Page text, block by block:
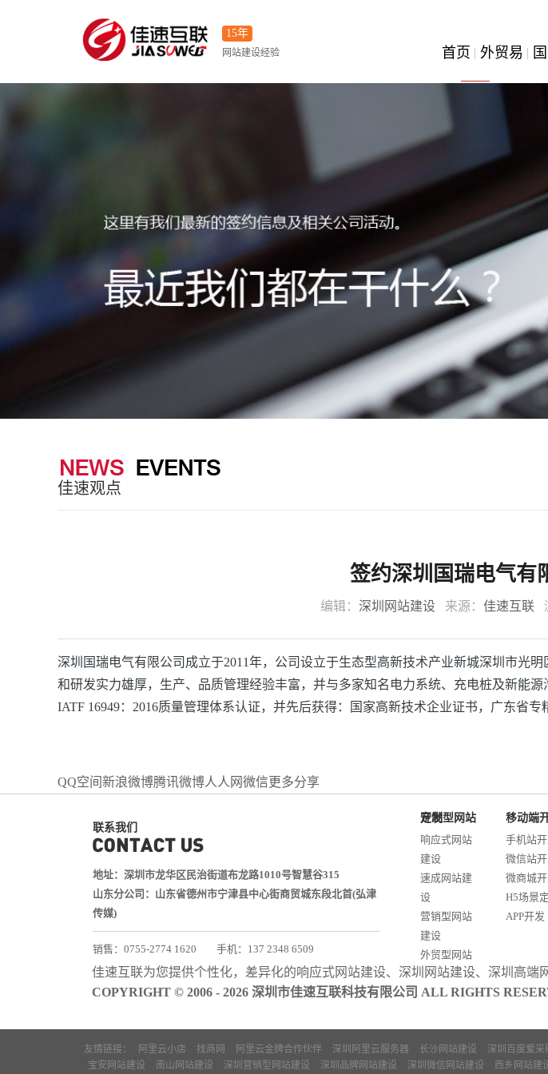
15年
网站建设经验 首页 外贸易
佳速观点
签约深圳国瑞电气有
编辑： 深圳网站建设 来源： 佳速互联
深圳国瑞电气有限公司成立于2011年，公司设立于生态型高新技术产业新城深圳市光
和研发实力雄厚，生产、品质管理经验丰富，并与多家知名电力系统、充电桩及新能
IATF 16949：2016质量管理体系认证，并先后获得：国家高新技术企业证书，广东省专
QQ空间 新浪微博腾讯微博人人网微信更多分享
联系我们
地址：深圳市龙华区民治街道布龙路1010号智慧谷315
山东分公司：山东省德州市宁津县中心街商贸城东段北首(弘津
传媒)
销售：0755-2774 1620
技术：0755-2688 1370
手机：137 2348 6509
邮箱：services@jiasuweb.com
定制型网站开发
响应式网站
建设
速成网站建
设
营销型网站
建设
外贸型网站
建设
商城网站开
门户信息平
台开发
移动端
手机站
微信站
微商城
H5场景
APP开发
佳速互联为您提供个性化，差异化的响应式网站建设、 深圳网站建设、 深圳高端
COPYRIGHT © 2006 - 2026 深圳市佳速互联科技有限公司 ALL RIGHTS
友情链接： 阿里云小店 找商网 阿里云金牌合作伙伴 深圳阿里云服务器 长沙网站建设 深圳百度爱采
宝安网站建设
南山网站建设 深圳营销型网站建设 深圳品牌网站建设 深圳微信网站建设 西乡网站建